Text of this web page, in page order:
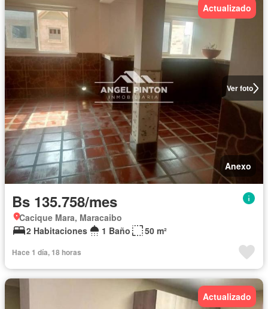
Ver foto
Actualizado
Anexo
Bs 135.758/mes
Cacique Mara, Maracaibo
2 Habitaciones
1 Baño 50 m²
Hace 1 día, 18 horas
Actualizado